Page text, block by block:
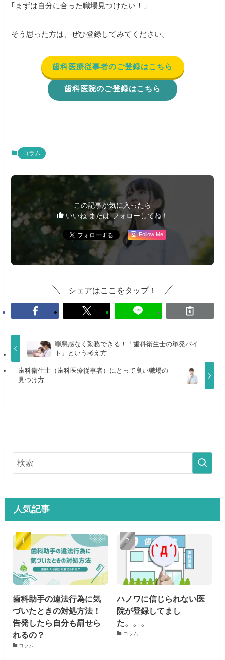
｢まずは自分に合った職場見つけたい！」
そう思った方は、ぜひ登録してみてください。
歯科医療従事者のご登録はこちら
歯科医院のご登録はこちら
コラム
この記事が気に入ったら
いいね または フォローしてね！
Follow Me
シェアはここをタップ！
罪悪感なく勤務できる！「歯科衛生士の単発バイ
ト」という考え方
歯科衛生士（歯科医療従事者）にとって良い職場の
見つけ方
人気記事
歯科助手の違法行為に気
づいたときの対処方法！
告発したら自分も罰せら
れるの？
コラム
ハノワに信じられない医
院が登録してまし
た。。。
コラム